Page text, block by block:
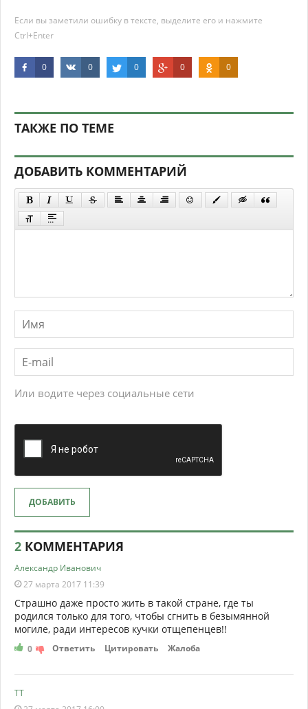
Если вы заметили ошибку в тексте, выделите его и нажмите
Ctrl+Enter
0 0 0 0 0
ТАКЖЕ ПО ТЕМЕ
ДОБАВИТЬ КОММЕНТАРИЙ
Или водите через социальные сети
ДОБАВИТЬ
2 КОММЕНТАРИЯ
Александр Иванович
27 марта 2017 11:39
Страшно даже просто жить в такой стране, где ты
родился только для того, чтобы сгнить в безымянной
могиле, ради интересов кучки отщепенцев!!
0 Ответить Цитировать Жалоба
ТТ